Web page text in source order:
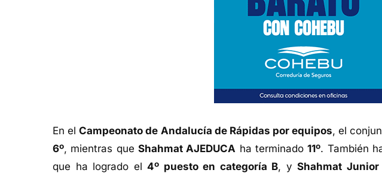
En elCampeonato de Andalucía de Rápidas por equipos, el
6º, mientras que Shahmat AJEDUCA ha terminado11º. También
que ha logrado el 4º puesto en categoría B, y Shahmat Junior